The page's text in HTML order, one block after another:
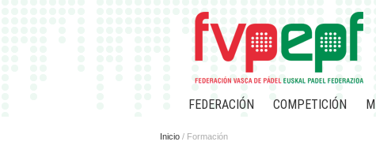
COMPETICIÓN
FEDERACIÓN
Inicio / Formación